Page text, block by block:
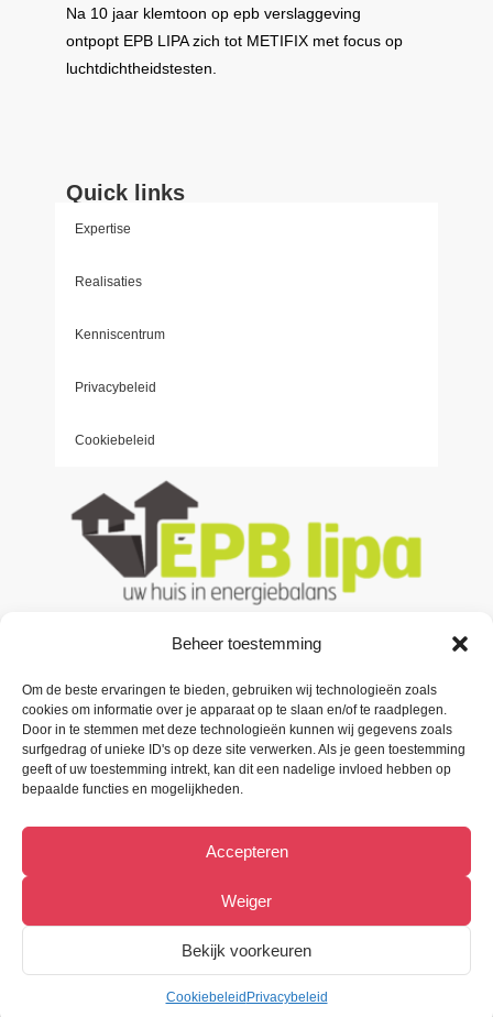
Beheer toestemming
Om de beste ervaringen te bieden, gebruiken wij technologieën zoals
cookies om informatie over je apparaat op te slaan en/of te raadplegen.
Door in te stemmen met deze technologieën kunnen wij gegevens zoals
surfgedrag of unieke ID's op deze site verwerken. Als je geen toestemming
geeft of uw toestemming intrekt, kan dit een nadelige invloed hebben op
bepaalde functies en mogelijkheden.
Accepteren
Weiger
Bekijk voorkeuren
Cookiebeleid Privacybeleid
Na 10 jaar klemtoon op epb verslaggeving
ontpopt EPB LIPAzich tot METIFIX met focus op
luchtdichtheidstesten.
Quick links
Expertise
Realisaties
Kenniscentrum
Privacybeleid
Cookiebeleid
Contacteer ons
Oude Baan 3 B1,
9200 Oudegem (Dendermonde).
BTW 0832.896.339
Bekijk Facebookpagina